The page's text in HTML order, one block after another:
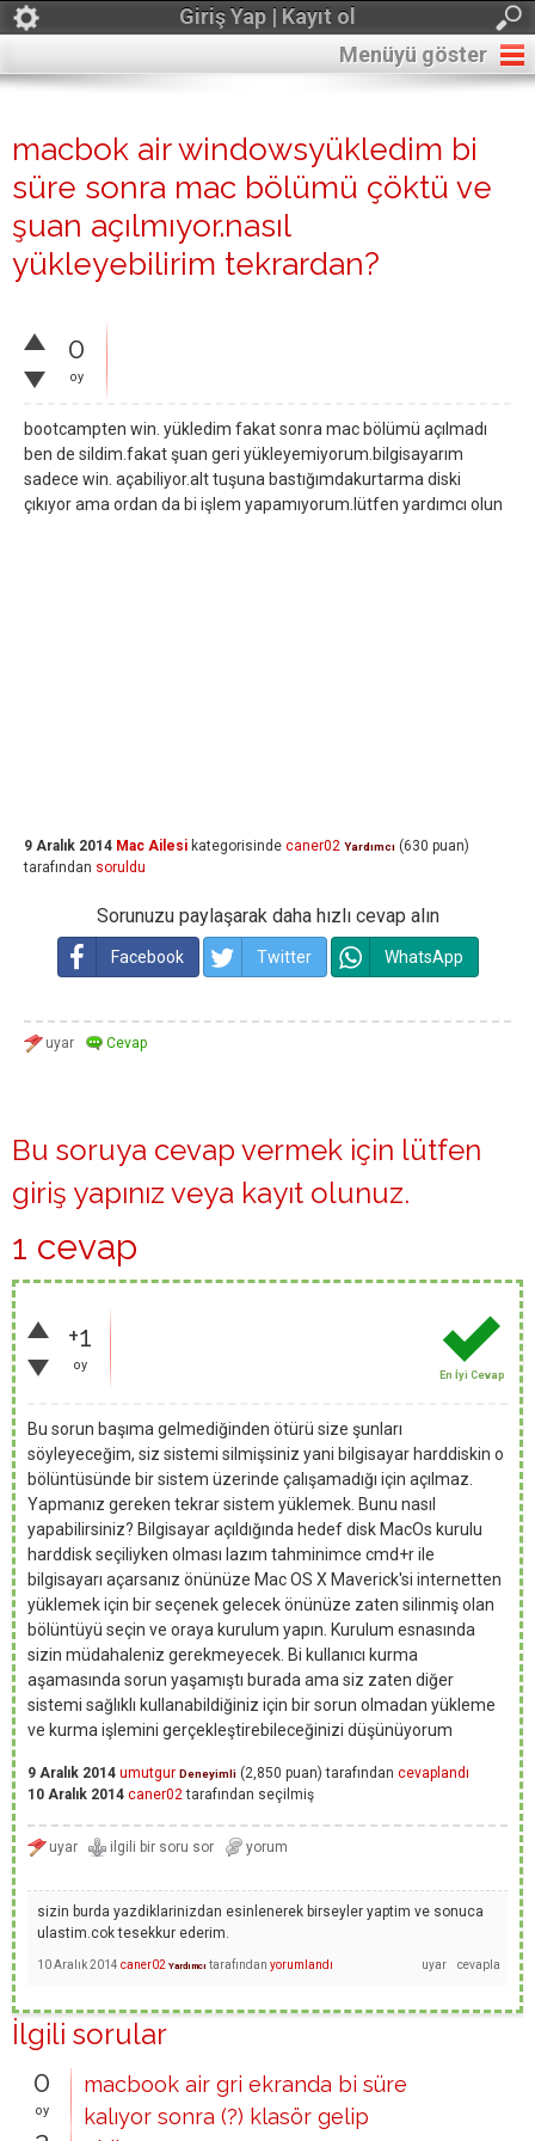
Giriş Yap | Kayıt ol
Menüyü göster
macbok air windowsyükledim bi
süre sonra mac bölümü çöktü ve
şuan açılmıyor.nasıl
yükleyebilirim tekrardan?
0
oy
bootcampten win. yükledim fakat sonra mac bölümü açılmadı
ben de sildim.fakat şuan geri yükleyemiyorum.bilgisayarım
sadece win. açabiliyor.alt tuşuna bastığımdakurtarma diski
çıkıyor ama ordan da bi işlem yapamıyorum.lütfen yardımcı olun
9 Aralık 2014 Mac Ailesi kategorisinde caner02 Yardımcı (630 puan)
tarafından soruldu
Sorunuzu paylaşarak daha hızlı cevap alın
Facebook Twitter WhatsApp
Bu soruya cevap vermek için lütfen
giriş yapınız veya kayıt olunuz.
1 cevap
+1
oy
En İyi Cevap
Bu sorun başıma gelmediğinden ötürü size şunları
söyleyeceğim, siz sistemi silmişsiniz yani bilgisayar harddiskin o
bölüntüsünde bir sistem üzerinde çalışamadığı için açılmaz.
Yapmanız gereken tekrar sistem yüklemek. Bunu nasıl
yapabilirsiniz? Bilgisayar açıldığında hedef disk MacOs kurulu
harddisk seçiliyken olması lazım tahminimce cmd+r ile
bilgisayarı açarsanız önünüze Mac OS X Maverick'si internetten
yüklemek için bir seçenek gelecek önünüze zaten silinmiş olan
bölüntüyü seçin ve oraya kurulum yapın. Kurulum esnasında
sizin müdahaleniz gerekmeyecek. Bi kullanıcı kurma
aşamasında sorun yaşamıştı burada ama siz zaten diğer
sistemi sağlıklı kullanabildiğiniz için bir sorun olmadan yükleme
ve kurma işlemini gerçekleştirebileceğinizi düşünüyorum
9 Aralık 2014 umutgur Deneyimli (2,850 puan) tarafından cevaplandı
10 Aralık 2014 caner02tarafından seçilmiş
sizin burda yazdiklarinizdan esinlenerek birseyler yaptim ve sonuca
ulastim.cok tesekkur ederim.
10 Aralık 2014 caner02 Yardımcı tarafından yorumlandı
İlgili sorular
0
oy
macbook air gri ekranda bi süre
kalıyor sonra (?) klasör gelip